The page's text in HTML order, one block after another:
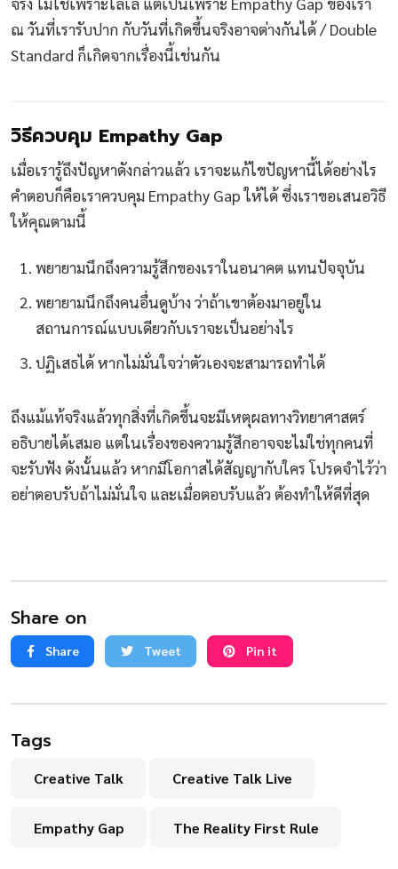
ณ วันที่เรารับปาก กับวันที่เกิดขึ้นจริงอาจต่างกันได้ / Double
Standard ก็เกิดจากเรื่องนี้เช่นกัน
วิธีควบคุม Empathy Gap
เมื่อเรารู้ถึงปัญหาดังกล่าวแล้ว เราจะแก้ไขปัญหานี้ได้อย่างไร
คำตอบก็คือเราควบคุม Empathy Gap ให้ได้ ซึ่งเราขอเสนอวิธี
ให้คุณตามนี้
พยายามนึกถึงความรู้สึกของเราในอนาคต แทนปัจจุบัน
พยายามนึกถึงคนอื่นดูบ้าง ว่าถ้าเขาต้องมาอยู่ใน
สถานการณ์แบบเดียวกับเราจะเป็นอย่างไร
ปฏิเสธได้ หากไม่มั่นใจว่าตัวเองจะสามารถทำได้
ถึงแม้แท้จริงแล้วทุกสิ่งที่เกิดขึ้นจะมีเหตุผลทางวิทยาศาสตร์
อธิบายได้เสมอ แต่ในเรื่องของความรู้สึกอาจจะไม่ใช่ทุกคนที่
จะรับฟัง ดังนั้นแล้ว หากมีโอกาสได้สัญญากับใคร โปรดจำไว้ว่า
อย่าตอบรับถ้าไม่มั่นใจ และเมื่อตอบรับแล้ว ต้องทำให้ดีที่สุด
Share on
Share Tweet Pin it
Tags
Creative Talk Creative Talk Live
Empathy Gap The Reality First Rule